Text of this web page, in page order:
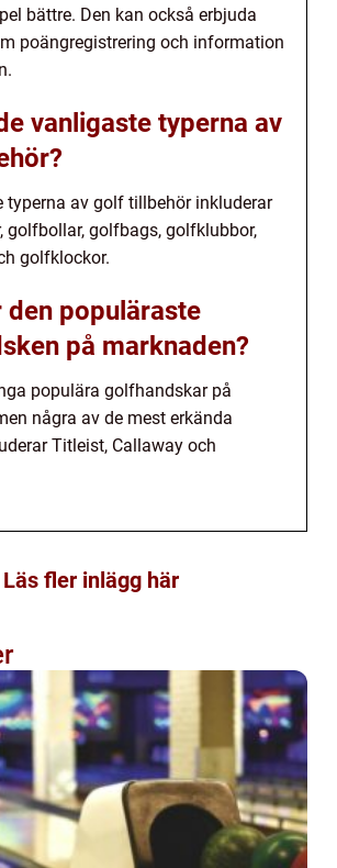
bättre. Den kan också erbjuda
poängregistrering och information
vanligaste typerna av
typerna av golf tillbehör inkluderar
golfbollar, golfbags, golfklubbor,
golfklockor.
den populäraste
på marknaden?
populära golfhandskar på
några av de mest erkända
Titleist, Callaway och
Läs fler inlägg här